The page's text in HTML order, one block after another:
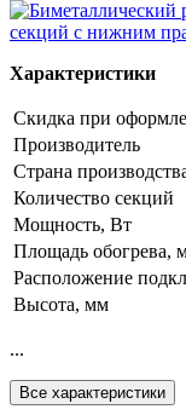
Характеристики
Скидка при
Производитель
Страна
Количество секций
Мощность, Вт
Площадь обогрева,
Расположение
Высота, мм
...
Все характеристики